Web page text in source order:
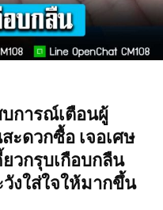
การณ์เตือนผู้
ะดวกซื้อ เจอเศษ
วกรุบเกือบกลืน
งใส่ใจให้มากขึ้น